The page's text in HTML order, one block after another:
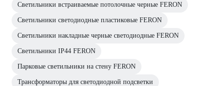
Светильники встраиваемые потолочные черные FERON
Светильники светодиодные пластиковые FERON
Светильники накладные черные светодиодные FERON
Светильники IP44 FERON
Парковые светильники на стену FERON
Трансформаторы для светодиодной подсветки